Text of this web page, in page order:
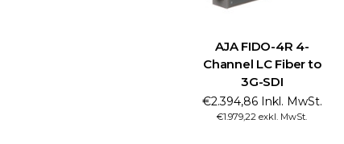
AJA FIDO-4R 4-
Channel LC Fiber to
3G-SDI
€2.394,86 Inkl. MwSt.
€1.979,22 exkl. MwSt.